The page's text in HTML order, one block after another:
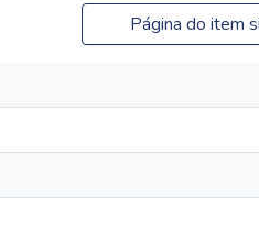
Página do item